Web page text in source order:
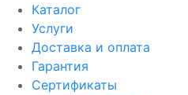
Каталог
Услуги
Доставка и оплата
Гарантия
Сертификаты